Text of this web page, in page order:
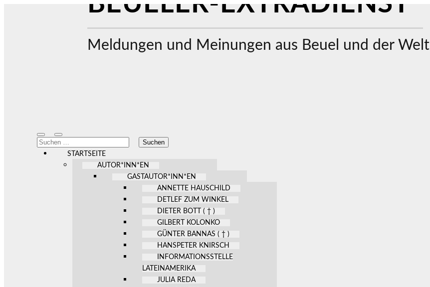
Meldungen und Meinungen aus Beuel und der Welt
Mobile-
Menü
ein-/ausblenden
Suchfeld
ein-/ausblenden
Suchen
nach:
STARTSEITE
AUTOR*INN*EN
GASTAUTOR*INN*EN
ANNETTE HAUSCHILD
DETLEF ZUM WINKEL
DIETER BOTT ( † )
GILBERT KOLONKO
GÜNTER BANNAS ( † )
HANSPETER KNIRSCH
INFORMATIONSSTELLE
LATEINAMERIKA
JULIA REDA